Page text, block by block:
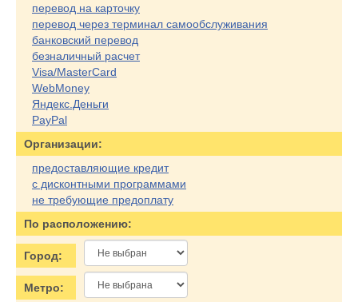
перевод на карточку
перевод через терминал самообслуживания
банковский перевод
безналичный расчет
Visa/MasterCard
WebMoney
Яндекс.Деньги
PayPal
Организации:
предоставляющие кредит
с дисконтными программами
не требующие предоплату
По расположению:
Город:
Метро: